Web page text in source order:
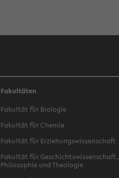
Fakultäten
Fakultät für Biologie
Fakultät für Chemie
Fakultät für Erziehungswissenschaft
Fakultät für Geschichtswissenschaft,
Philosophie und Theologie